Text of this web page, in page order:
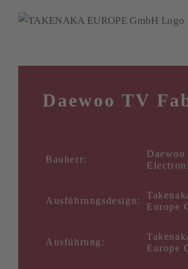
Inhalt
Daewoo TV
Bauherr:
Daewoo
Ausführungsdesign:
Europe
Ausführung:
Europe